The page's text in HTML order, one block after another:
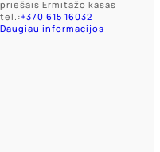
priešais Ermitažo kasas
tel.:+370 615 16032
Daugiau informacijos